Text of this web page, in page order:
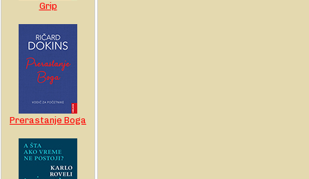
Grip
Prerastanje Boga